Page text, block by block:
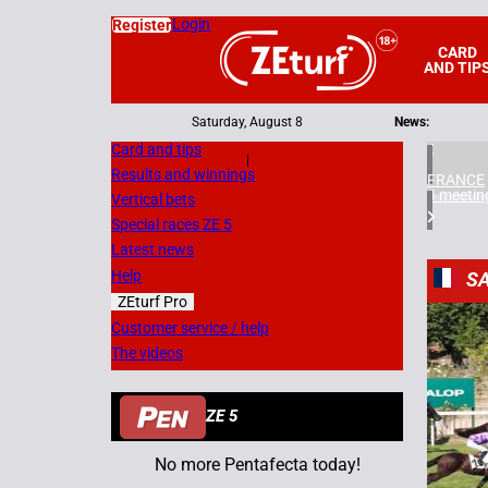
CARD
AND
RegisterLogin
Saturday, August 8 News:
Card and tips
Results and winnings
Vertical bets
Special races ZE 5
Latest news
Help
ZEturf Pro
Customer service / help
The videos
ZE 5
No more Pentafecta today!
FRANCE
4
6
08/07/